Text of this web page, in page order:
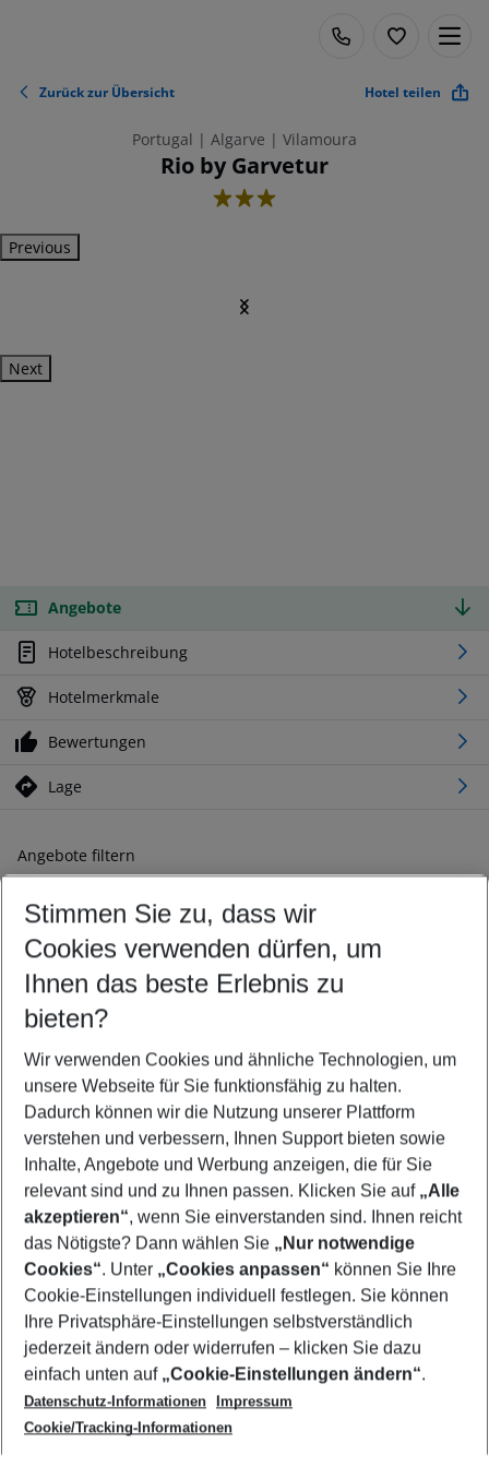
Zurück zur Übersicht Hotel teilen
Portugal | Algarve | Vilamoura
Rio by Garvetur
3
Previous
Next
Angebote
Hotelbeschreibung
Hotelmerkmale
Bewertungen
Lage
Angebote filtern
Ändern Sie Ihre Kriterien nach Ihren Wünschen
Abflughafen wählen
Beliebiger Abflughafen
Reisezeitraum wählen
09.08.26– 07.08.27 5-8 Nächte
2 Erwachsene Keine Kinder
Mehr Filter anzeigen
Footer
Footer navigation
Über uns
AGB
Cookie-Einstellungen ändern
Cookie-Richtlinie
Datenschutz
Service & Hilfe
Barrierefreies Reisen
Check-in
Folgen Sie uns
Stimmen Sie zu, dass wir
Cookies verwenden dürfen, um
Ihnen das beste Erlebnis zu
bieten?
Wir verwenden Cookies und ähnliche Technologien, um
unsere Webseite für Sie funktionsfähig zu halten.
Dadurch können wir die Nutzung unserer Plattform
verstehen und verbessern, Ihnen Support bieten sowie
Inhalte, Angebote und Werbung anzeigen, die für Sie
relevant sind und zu Ihnen passen. Klicken Sie auf „Alle
akzeptieren“, wenn Sie einverstanden sind. Ihnen reicht
das Nötigste? Dann wählen Sie „Nur notwendige
Cookies“. Unter „Cookies anpassen“ können Sie Ihre
Cookie-Einstellungen individuell festlegen. Sie können
Ihre Privatsphäre-Einstellungen selbstverständlich
jederzeit ändern oder widerrufen – klicken Sie dazu
einfach unten auf „Cookie-Einstellungen ändern“.
Datenschutz-Informationen
Impressum
Cookie/Tracking-Informationen